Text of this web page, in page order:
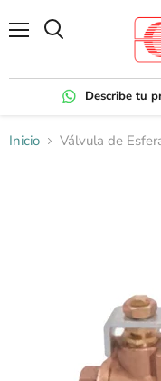
Describe tu
Inicio Válvula de